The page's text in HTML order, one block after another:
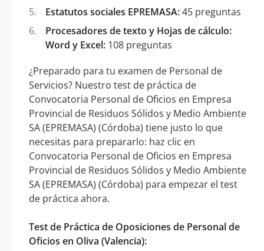
Estatutos sociales EPREMASA:45 preguntas
Procesadores de texto y Hojas de cálculo:
Word y Excel: 108 preguntas
¿Preparado para tu examen de Personal de
Servicios? Nuestro test de práctica de
Convocatoria Personal de Oficios en Empresa
Provincial de Residuos Sólidos y Medio Ambiente
SA (EPREMASA) (Córdoba) tiene justo lo que
necesitas para prepararlo: haz clic en
Convocatoria Personal de Oficios en Empresa
Provincial de Residuos Sólidos y Medio Ambiente
SA (EPREMASA) (Córdoba) para empezar el test
de práctica ahora.
Test de Práctica de Oposiciones de Personal de
Oficios en Oliva (Valencia):